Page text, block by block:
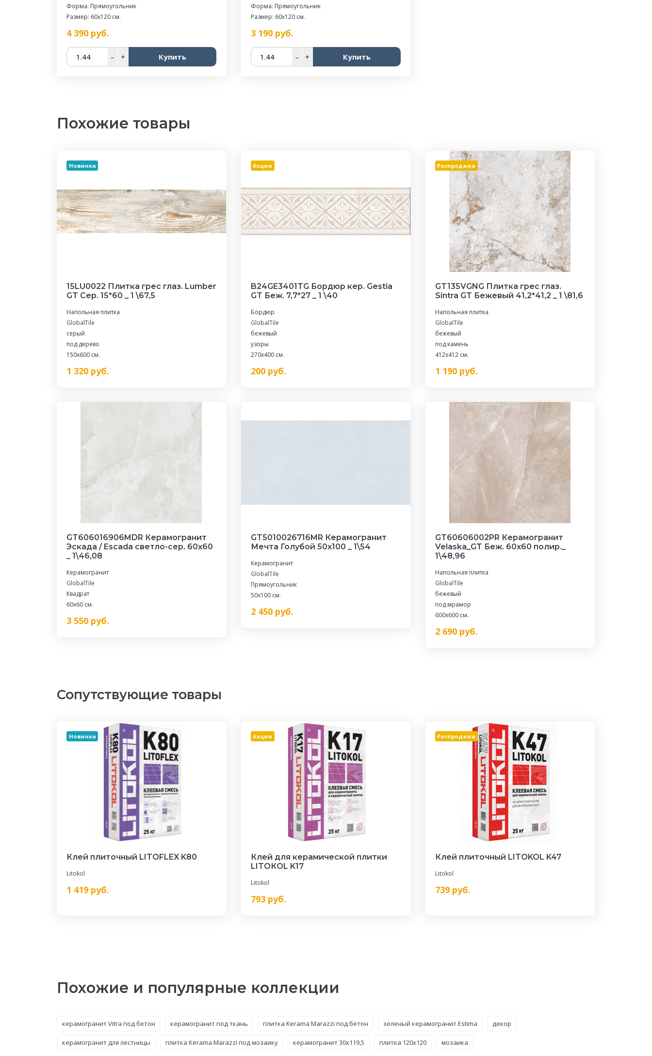
Форма: Прямоугольник
Размер: 60x120 см.
4 390 руб.
– + Купить
Форма: Прямоугольник
Размер: 60x120 см.
3 190руб.
– + Купить
Похожие товары
Новинка
15LU0022 Плитка грес глаз. Lumber
GT Сер. 15*60 _ 1 \67,5
Напольная плитка
GlobalTile
серый
под дерево
150x600 см.
1 320 руб.
Акция
B24GE3401TG Бордюр кер. Gestia
GT Беж. 7,7*27 _ 1 \40
Бордюр
GlobalTile
бежевый
узоры
270x400 см.
200руб.
Распродажа
GT135VGNG Плитка грес глаз.
Sintra GT Бежевый 41,2*41,2 _ 1 \81,6
Напольная плитка
GlobalTile
бежевый
под камень
412x412 см.
1 190руб.
GT606016906MDR Керамогранит
Эскада / Escada светло-сер. 60x60
_ 1\46,08
Керамогранит
GlobalTile
Квадрат
60x60 см.
3 550 руб.
GT5010026716MR Керамогранит
Мечта Голубой 50x100 _ 1\54
Керамогранит
GlobalTile
Прямоугольник
50x100 см.
2 450руб.
GT60606002PR Керамогранит
Velaska_GT Беж. 60x60 полир._
1\48,96
Напольная плитка
GlobalTile
бежевый
под мрамор
600x600 см.
2 690руб.
Сопутствующие товары
Новинка
Клей плиточный LITOFLEX K80
Litokol
1 419 руб.
Акция
Клей для керамической плитки
LITOКOL K17
Litokol
793руб.
Распродажа
Клей плиточный LITOKOL K47
Litokol
739руб.
Похожие и популярные коллекции
керамогранит Vitra под бетон керамогранит под ткань плитка Kerama Marazzi под бетон зеленый керамогранит Estima декор
керамогранит для лестницы плитка Kerama Marazzi под мозаику керамогранит 30x119,5 плитка 120x120 мозаика